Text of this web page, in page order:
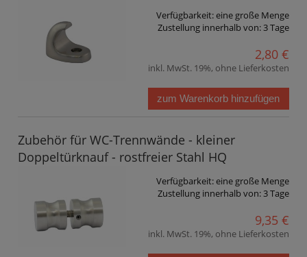
Verfügbarkeit:eine große Menge
Zustellung innerhalb von: 3 Tage
2,80 €
inkl. MwSt. 19%, ohne Lieferkosten
zum Warenkorb hinzufügen
Zubehör für WC-Trennwände - kleiner
Doppeltürknauf - rostfreier Stahl HQ
Verfügbarkeit:eine große Menge
Zustellung innerhalb von:3 Tage
9,35 €
inkl. MwSt. 19%, ohne Lieferkosten